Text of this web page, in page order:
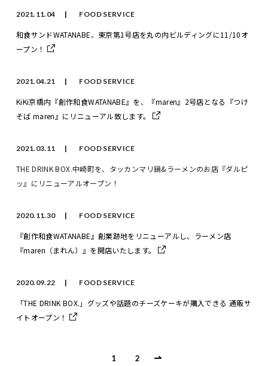
2021.11.04 FOOD SERVICE
和食サンドWATANABE、東京第1号店を丸の内ビルディングに11/10オ
ープン！
2021.04.21 FOOD SERVICE
KiKi京橋内『創作和食WATANABE』を、『maren』2号店となる『つけ
そば maren』にリニューアル致します。
2021.03.11 FOOD SERVICE
THE DRINK BOX.中崎町を、タッカンマリ鍋&ラーメンのお店『ダルピ
ッ』にリニューアルオープン！
2020.11.30 FOOD SERVICE
『創作和食WATANABE』創業跡地をリニューアルし、ラーメン店
『maren（まれん）』を開店いたします。
2020.09.22 FOOD SERVICE
「THE DRINK BOX.」グッズや話題のチーズケーキが購入できる 通販サ
イトオープン！
1 2